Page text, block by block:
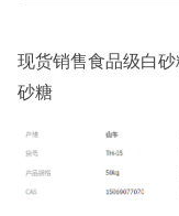
现货销售食品级白
砂糖